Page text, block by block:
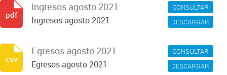
CONSULTAR
DESCARGAR
Ingresos agosto 2021
Ingresos agosto 2021
pdf
CONSULTAR
DESCARGAR
Egresos agosto 2021
Egresos agosto 2021
csv